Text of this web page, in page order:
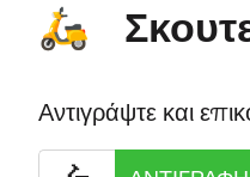
🛵
Αντιγράψτε και